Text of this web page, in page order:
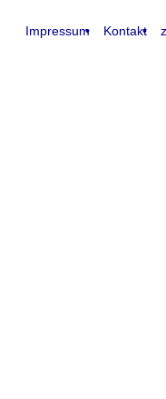
Impressum Kontakt